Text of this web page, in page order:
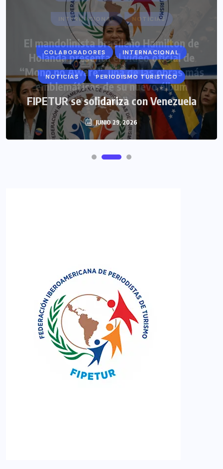
COLABORADORES INTERNACIONAL
NOTICIAS PERIODISMO TURISTICO
FIPETUR se solidariza con Venezuela
JUNIO 29, 2026